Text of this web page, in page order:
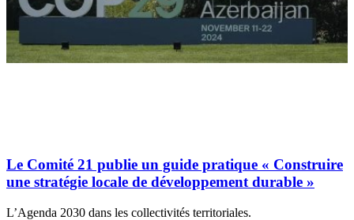
Le Comité 21 publie un guide pratique « Construire
une stratégie locale de développement durable »
L’Agenda 2030 dans les collectivités territoriales.